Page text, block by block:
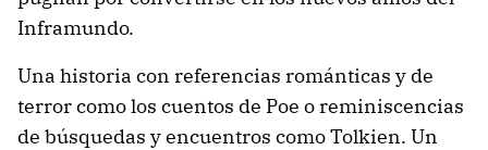
Inframundo.
Una historia con referencias románticas y de
terror como los cuentos de Poe o reminiscencias
de búsquedas y encuentros como Tolkien. Un